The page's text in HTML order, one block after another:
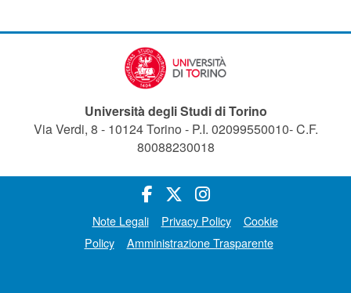
Università degli Studi di Torino
Via Verdi, 8 - 10124 Torino - P.I. 02099550010- C.F.
80088230018
Note Legali Privacy Policy
Cookie
Policy
Amministrazione Trasparente